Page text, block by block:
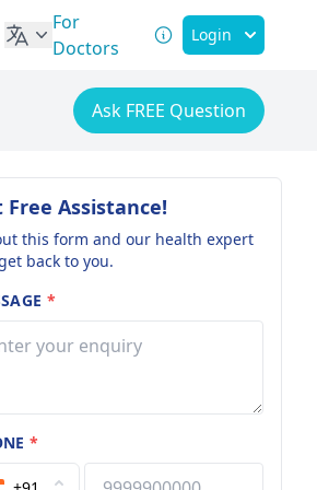
For
Doctors
Login
Ask FREE Question
Free Assistance!
this form and our health expert
back to you.
*
*